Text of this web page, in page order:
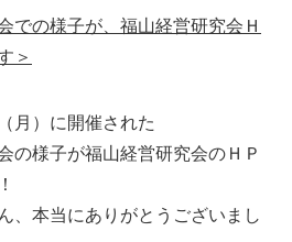
での様子が、福山経営研究会Ｈ
＞
月）に開催された
の様子が福山経営研究会のＨＰ
、本当にありがとうございまし